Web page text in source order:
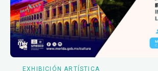
EXHIBICIÓN ARTÍSTICA